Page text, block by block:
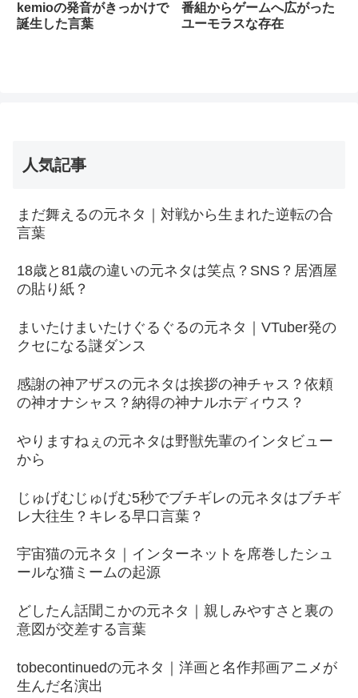
kemioの発音がきっかけで
誕生した言葉
番組からゲームへ広がった
ユーモラスな存在
人気記事
まだ舞えるの元ネタ｜対戦から生まれた逆転の合
言葉
18歳と81歳の違いの元ネタは笑点？SNS？居酒屋
の貼り紙？
まいたけまいたけぐるぐるの元ネタ｜VTuber発の
クセになる謎ダンス
感謝の神アザスの元ネタは挨拶の神チャス？依頼
の神オナシャス？納得の神ナルホディウス？
やりますねぇの元ネタは野獣先輩のインタビュー
から
じゅげむじゅげむ5秒でブチギレの元ネタはブチギ
レ大往生？キレる早口言葉？
宇宙猫の元ネタ｜インターネットを席巻したシュ
ールな猫ミームの起源
どしたん話聞こかの元ネタ｜親しみやすさと裏の
意図が交差する言葉
tobecontinuedの元ネタ｜洋画と名作邦画アニメが
生んだ名演出